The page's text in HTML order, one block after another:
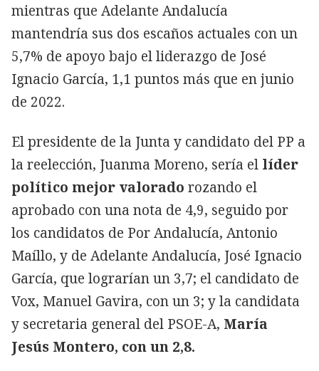
mientras que Adelante Andalucía
mantendría sus dos escaños actuales con un
5,7% de apoyo bajo el liderazgo de José
Ignacio García, 1,1 puntos más que en junio
de 2022.
El presidente de la Junta y candidato del PP a
la reelección, Juanma Moreno, sería el líder
político mejor valorado rozando el
aprobado con una nota de 4,9, seguido por
los candidatos de Por Andalucía, Antonio
Maíllo, y de Adelante Andalucía, José Ignacio
García, que lograrían un 3,7; el candidato de
Vox, Manuel Gavira, con un 3; y la candidata
y secretaria general del PSOE-A, María
Jesús Montero, con un 2,8.